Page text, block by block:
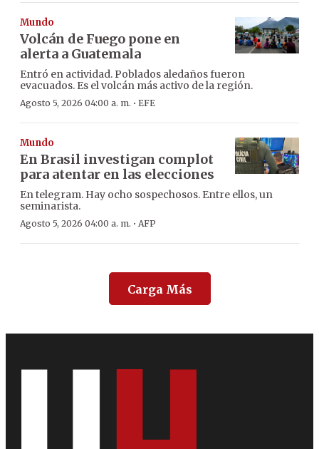
Mundo
Volcán de Fuego pone en
alerta a Guatemala
Entró en actividad. Poblados aledaños fueron
evacuados. Es el volcán más activo de la región.
Agosto 5, 2026 04:00 a. m. · EFE
Mundo
En Brasil investigan complot
para atentar en las elecciones
En telegram. Hay ocho sospechosos. Entre ellos, un
seminarista.
Agosto 5, 2026 04:00 a. m. · AFP
Carga Más